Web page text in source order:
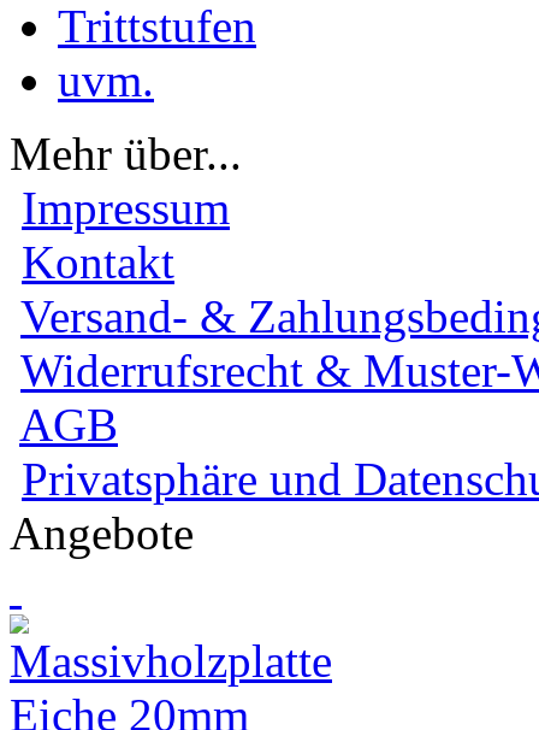
Trittstufen
uvm.
Mehr über...
Impressum
Kontakt
Versand- &
Widerrufsrecht & Muster-
AGB
Privatsphäre und
Angebote